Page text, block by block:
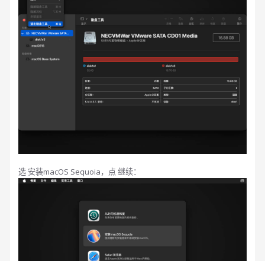
选 安装macOS Sequoia，点 继续：